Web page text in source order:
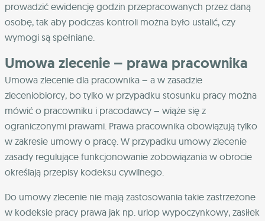
prowadzić ewidencję godzin przepracowanych przez daną
osobę, tak aby podczas kontroli można było ustalić, czy
wymogi są spełniane.
Umowa zlecenie – prawa pracownika
Umowa zlecenie dla pracownika – a w zasadzie
zleceniobiorcy, bo tylko w przypadku stosunku pracy można
mówić o pracowniku i pracodawcy – wiąże się z
ograniczonymi prawami. Prawa pracownika obowiązują tylko
w zakresie umowy o pracę. W przypadku umowy zlecenie
zasady regulujące funkcjonowanie zobowiązania w obrocie
określają przepisy kodeksu cywilnego.
Do umowy zlecenie nie mają zastosowania takie zastrzeżone
w kodeksie pracy prawa jak np. urlop wypoczynkowy, zasiłek